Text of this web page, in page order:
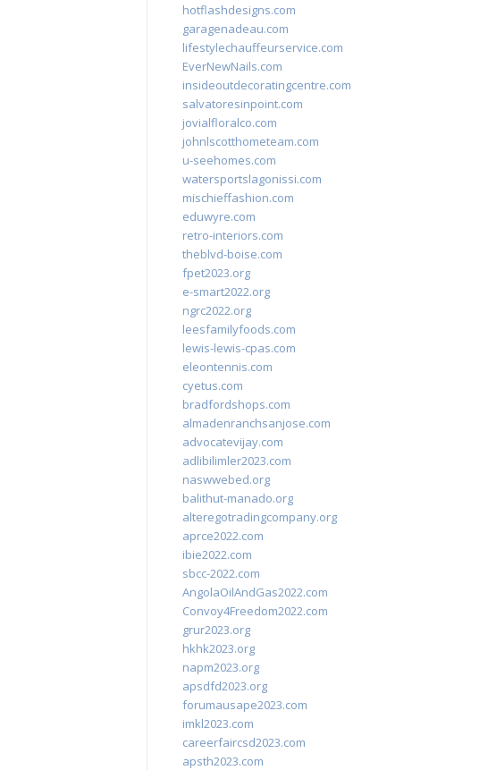
hotflashdesigns.com
garagenadeau.com
lifestylechauffeurservice.com
EverNewNails.com
insideoutdecoratingcentre.com
salvatoresinpoint.com
jovialfloralco.com
johnlscotthometeam.com
u-seehomes.com
watersportslagonissi.com
mischieffashion.com
eduwyre.com
retro-interiors.com
theblvd-boise.com
fpet2023.org
e-smart2022.org
ngrc2022.org
leesfamilyfoods.com
lewis-lewis-cpas.com
eleontennis.com
cyetus.com
bradfordshops.com
almadenranchsanjose.com
advocatevijay.com
adlibilimler2023.com
naswwebed.org
balithut-manado.org
alteregotradingcompany.org
aprce2022.com
ibie2022.com
sbcc-2022.com
AngolaOilAndGas2022.com
Convoy4Freedom2022.com
grur2023.org
hkhk2023.org
napm2023.org
apsdfd2023.org
forumausape2023.com
imkl2023.com
careerfaircsd2023.com
apsth2023.com